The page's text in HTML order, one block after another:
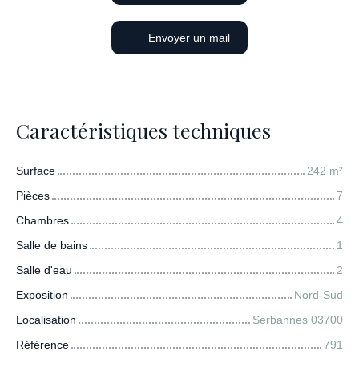
Envoyer un mail
Caractéristiques techniques
Surface 242 m²
Pièces
7
Chambres
4
Salle de bains
1
Salle d'eau
2
Exposition
Nord-Sud
Localisation
Serbannes 03700
Référence
791